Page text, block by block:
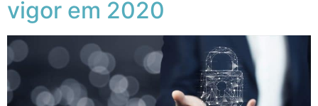
vigor em 2020